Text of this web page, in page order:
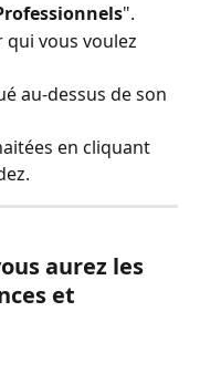
".
vous voulez
au-dessus de son
en cliquant
aurez les
et